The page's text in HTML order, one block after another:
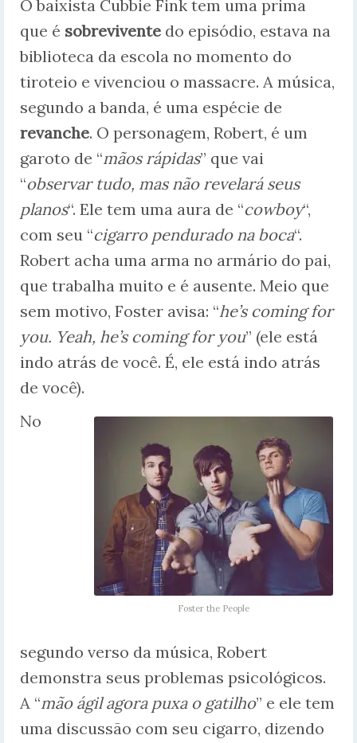
O baixista Cubbie Fink tem uma prima
que é sobrevivente do episódio, estava na
biblioteca da escola no momento do
tiroteio e vivenciou o massacre. A música,
segundo a banda, é uma espécie de
revanche. O personagem, Robert, é um
garoto de “mãos rápidas” que vai
“observar tudo, mas não revelará seus
planos“. Ele tem uma aura de “cowboy“,
com seu “cigarro pendurado na boca“.
Robert acha uma arma no armário do pai,
que trabalha muito e é ausente. Meio que
sem motivo, Foster avisa: “he’s coming for
you. Yeah, he’s coming for you” (ele está
indo atrás de você. É, ele está indo atrás
de você).
Foster the People
No
segundo verso da música, Robert
demonstra seus problemas psicológicos.
A “mão ágil agora puxa o gatilho” e ele tem
uma discussão com seu cigarro, dizendo